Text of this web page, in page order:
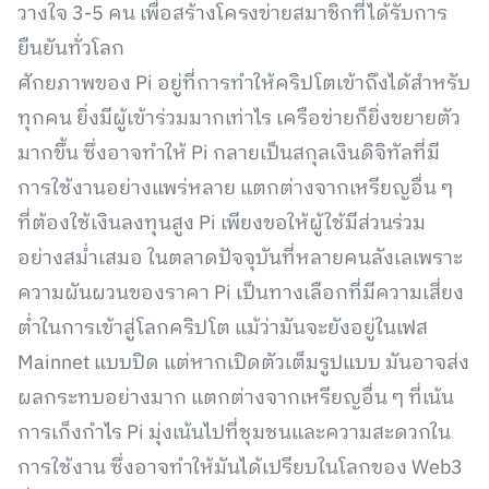
วางใจ 3-5 คน เพื่อสร้างโครงข่ายสมาชิกที่ได้รับการ
ยืนยันทั่วโลก
ศักยภาพของ Pi อยู่ที่การทำให้คริปโตเข้าถึงได้สำหรับ
ทุกคน ยิ่งมีผู้เข้าร่วมมากเท่าไร เครือข่ายก็ยิ่งขยายตัว
มากขึ้น ซึ่งอาจทำให้ Pi กลายเป็นสกุลเงินดิจิทัลที่มี
การใช้งานอย่างแพร่หลาย แตกต่างจากเหรียญอื่น ๆ
ที่ต้องใช้เงินลงทุนสูง Pi เพียงขอให้ผู้ใช้มีส่วนร่วม
อย่างสม่ำเสมอ ในตลาดปัจจุบันที่หลายคนลังเลเพราะ
ความผันผวนของราคา Pi เป็นทางเลือกที่มีความเสี่ยง
ต่ำในการเข้าสู่โลกคริปโต แม้ว่ามันจะยังอยู่ในเฟส
Mainnet แบบปิด แต่หากเปิดตัวเต็มรูปแบบ มันอาจส่ง
ผลกระทบอย่างมาก แตกต่างจากเหรียญอื่น ๆ ที่เน้น
การเก็งกำไร Pi มุ่งเน้นไปที่ชุมชนและความสะดวกใน
การใช้งาน ซึ่งอาจทำให้มันได้เปรียบในโลกของ Web3